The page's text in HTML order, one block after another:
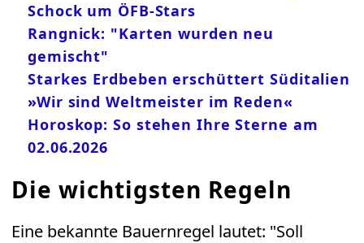
Schock um ÖFB-Stars
Rangnick: "Karten wurden neu
gemischt"
Starkes Erdbeben erschüttert Süditalien
»Wir sind Weltmeister im Reden«
Horoskop: So stehen Ihre Sterne am
02.06.2026
Die wichtigsten Regeln
Eine bekannte Bauernregel lautet: "Soll